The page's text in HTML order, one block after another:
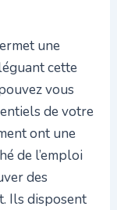
une
cette
vous
de votre
ont une
de l’emploi
des
Ils disposent